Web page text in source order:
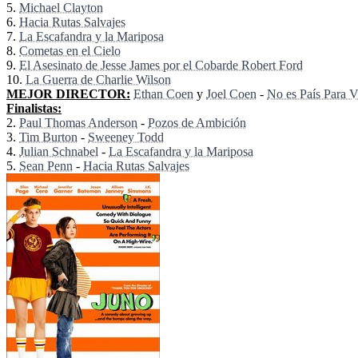
5. Michael Clayton
6. Hacia Rutas Salvajes
7. La Escafandra y la Mariposa
8. Cometas en el Cielo
9. El Asesinato de Jesse James por el Cobarde Robert Ford
10. La Guerra de Charlie Wilson
MEJOR DIRECTOR: Ethan Coen y Joel Coen - No es País Para
Finalistas:
2. Paul Thomas Anderson - Pozos de Ambición
3. Tim Burton - Sweeney Todd
4. Julian Schnabel - La Escafandra y la Mariposa
5. Sean Penn - Hacia Rutas Salvajes